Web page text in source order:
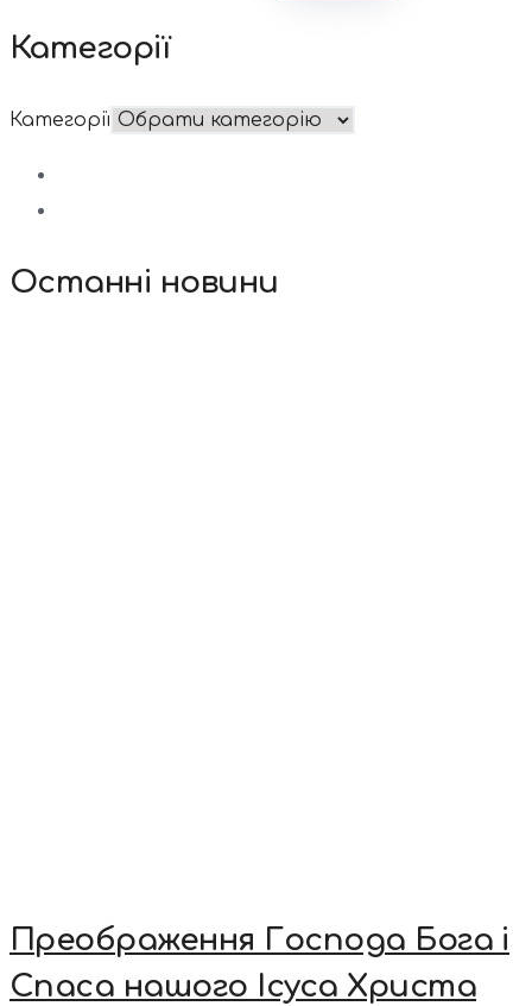
Категорії
Категорії
Останні новини
Преображення Господа Бога і
Спаса нашого Ісуса Христа